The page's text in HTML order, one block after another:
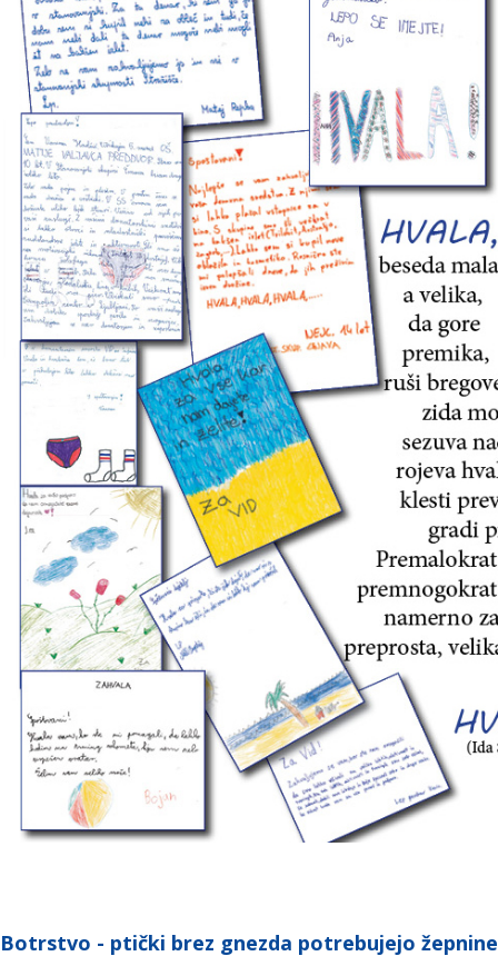
Botrstvo - ptički brez gnezda potrebujejo žepnine